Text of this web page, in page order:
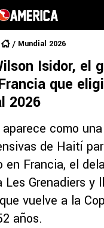
Mundial 2026
Isidor, el
que
2026
como
de Haití
en Francia, el
Les Grenadiers y
vuelve a la
años.